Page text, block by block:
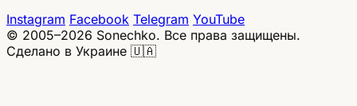
Instagram Facebook Telegram YouTube
© 2005–2026 Sonechko. Все права защищены.
Сделано в Украине 🇺🇦